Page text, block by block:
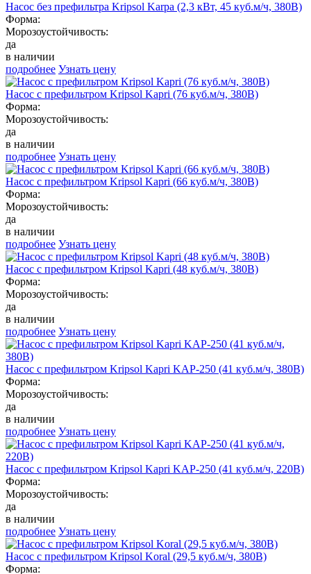
Насос без префильтра Kripsol Karpa (2,3 кВт, 45 куб.м/ч, 380В)
Форма:
Морозоустойчивость:
да
в наличии
подробнее Узнать цену
Насос с префильтром Kripsol Kapri (76 куб.м/ч, 380В)
Форма:
Морозоустойчивость:
да
в наличии
подробнее Узнать цену
Насос с префильтром Kripsol Kapri (66 куб.м/ч, 380В)
Форма:
Морозоустойчивость:
да
в наличии
подробнее Узнать цену
Насос с префильтром Kripsol Kapri (48 куб.м/ч, 380В)
Форма:
Морозоустойчивость:
да
в наличии
подробнее Узнать цену
Насос с префильтром Kripsol Kapri KAP-250 (41 куб.м/ч, 380В)
Форма:
Морозоустойчивость:
да
в наличии
подробнее Узнать цену
Насос с префильтром Kripsol Kapri KAP-250 (41 куб.м/ч, 220В)
Форма:
Морозоустойчивость:
да
в наличии
подробнее Узнать цену
Насос с префильтром Kripsol Koral (29,5 куб.м/ч, 380В)
Форма: